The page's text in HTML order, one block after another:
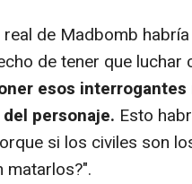
de Madbomb
de tener que luchar
esos
personaje. Esto
si los civiles son
matarlos?".